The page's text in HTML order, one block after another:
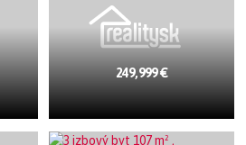
249,999 €